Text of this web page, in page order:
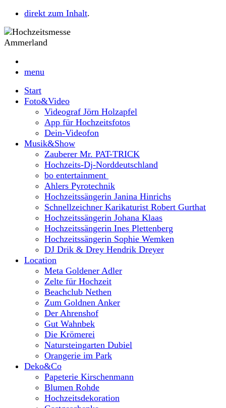
direkt zum Inhalt.
menu
Start
Foto&Video
Videograf Jörn Holzapfel
App für Hochzeitsfotos
Dein-Videofon
Musik&Show
Zauberer Mr. PAT-TRICK
Hochzeits-Dj-Norddeutschland
bo entertainment
Ahlers Pyrotechnik
Hochzeitssängerin Janina Hinrichs
Schnellzeichner Karikaturist Robert Gurthat
Hochzeitssängerin Johana Klaas
Hochzeitssängerin Ines Plettenberg
Hochzeitssängerin Sophie Wemken
DJ Drik & Drey Hendrik Dreyer
Location
Meta Goldener Adler
Zelte für Hochzeit
Beachclub Nethen
Zum Goldnen Anker
Der Ahrenshof
Gut Wahnbek
Die Krömerei
Natursteingarten Dubiel
Orangerie im Park
Deko&Co
Papeterie Kirschenmann
Blumen Rohde
Hochzeitsdekoration